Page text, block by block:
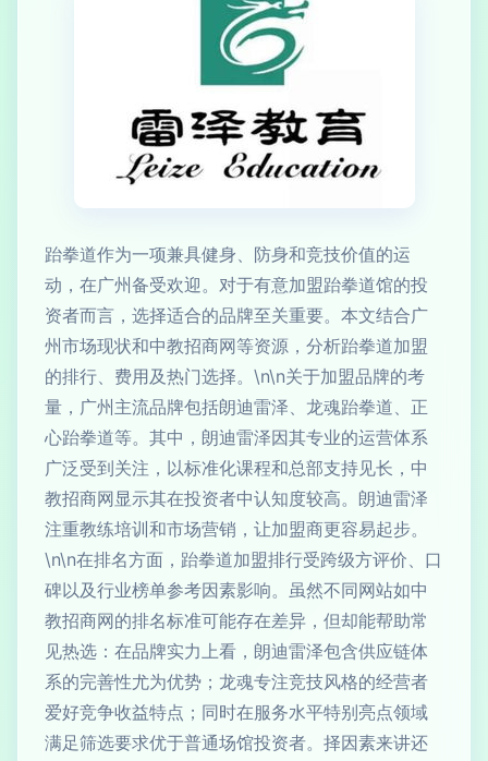
跆拳道作为一项兼具健身、防身和竞技价值的运
动，在广州备受欢迎。对于有意加盟跆拳道馆的投
资者而言，选择适合的品牌至关重要。本文结合广
州市场现状和中教招商网等资源，分析跆拳道加盟
的排行、费用及热门选择。\n\n关于加盟品牌的考
量，广州主流品牌包括朗迪雷泽、龙魂跆拳道、正
心跆拳道等。其中，朗迪雷泽因其专业的运营体系
广泛受到关注，以标准化课程和总部支持见长，中
教招商网显示其在投资者中认知度较高。朗迪雷泽
注重教练培训和市场营销，让加盟商更容易起步。
\n\n在排名方面，跆拳道加盟排行受跨级方评价、口
碑以及行业榜单参考因素影响。虽然不同网站如中
教招商网的排名标准可能存在差异，但却能帮助常
见热选：在品牌实力上看，朗迪雷泽包含供应链体
系的完善性尤为优势；龙魂专注竞技风格的经营者
爱好竞争收益特点；同时在服务水平特别亮点领域
满足筛选要求优于普通场馆投资者。择因素来讲还